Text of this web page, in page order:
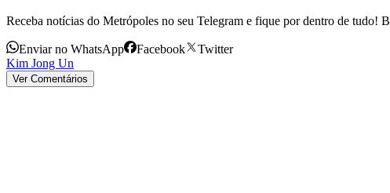
Receba notícias do Metrópoles no seu Telegram e fique por dentro de tudo!
Enviar no WhatsApp Facebook
Twitter
Kim Jong Un
Ver Comentários